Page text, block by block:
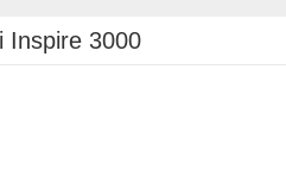
Inspire 3000